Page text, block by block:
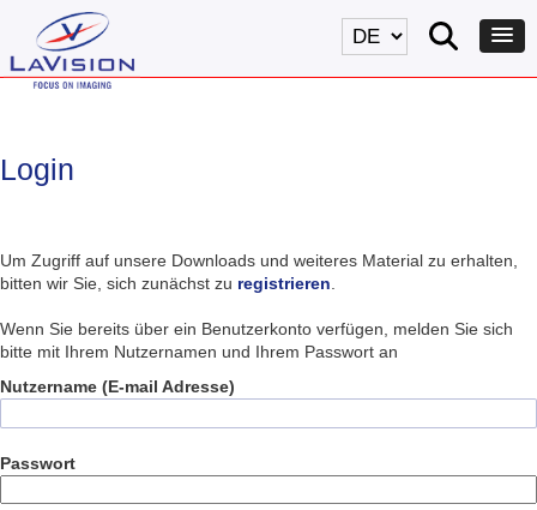
Login
Um Zugriff auf unsere Downloads und weiteres Material zu erhalten,
bitten wir Sie, sich zunächst zu registrieren
Wenn Sie bereits über ein Benutzerkonto verfügen, melden Sie sich
bitte mit Ihrem Nutzernamen und Ihrem Passwort an
Nutzername (E-mail Adresse)
Passwort